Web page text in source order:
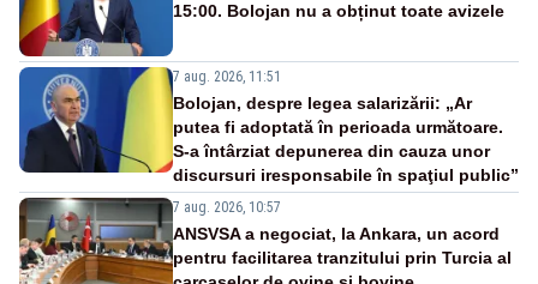
15:00. Bolojan nu a obținut toate avizele
7 aug. 2026, 11:51
Bolojan, despre legea salarizării: „Ar
putea fi adoptată în perioada următoare.
S-a întârziat depunerea din cauza unor
discursuri iresponsabile în spaţiul public”
7 aug. 2026, 10:57
ANSVSA a negociat, la Ankara, un acord
pentru facilitarea tranzitului prin Turcia al